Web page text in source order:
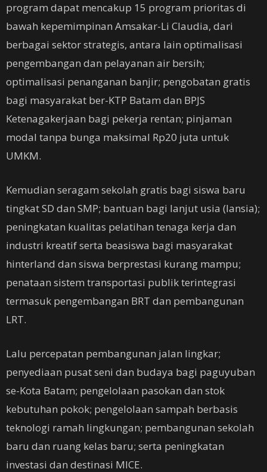
program dapat mencakup 15 program prioritas di
bawah kepemimpinan Amsakar-Li Claudia, dari
berbagai sektor strategis, antara lain optimalisasi
pengembangan dan pelayanan air bersih;
optimalisasi penanganan banjir; pengobatan gratis
bagi masyarakat ber-KTP Batam dan BPJS
Ketenagakerjaan bagi pekerja rentan; pinjaman
modal tanpa bunga maksimal Rp20 juta untuk
UMKM.
Kemudian seragam sekolah gratis bagi siswa baru
tingkat SD dan SMP; bantuan bagi lanjut usia (lansia);
peningkatan kualitas pelatihan tenaga kerja dan
industri kreatif serta beasiswa bagi masyarakat
hinterland dan siswa berprestasi kurang mampu;
penataan sistem transportasi publik terintegrasi
termasuk pengembangan BRT dan pembangunan
LRT.
Lalu percepatan pembangunan jalan lingkar;
penyediaan pusat seni dan budaya bagi paguyuban
se-Kota Batam; pengelolaan pasokan dan stok
kebutuhan pokok; pengelolaan sampah berbasis
teknologi ramah lingkungan; pembangunan sekolah
baru dan ruang kelas baru; serta peningkatan
investasi dan destinasi MICE.